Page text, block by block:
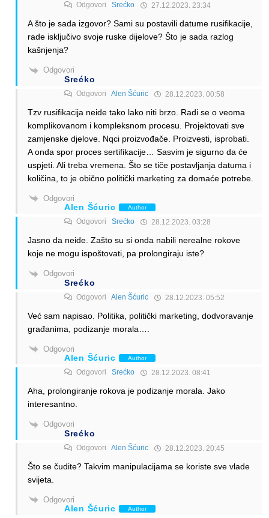
Odgovori Srećko 27.12.2023. 23:34
A što je sada izgovor? Sami su postavili datume rusifikacije,
rade isključivo svoje ruske dijelove? Što je sada razlog
kašnjenja?
Odgovori
Srećko
Odgovori Alen Šćuric 28.12.2023. 00:58
Tzv rusifikacija neide tako lako niti brzo. Radi se o veoma
komplikovanom i kompleksnom procesu. Projektovati sve
zamjenske djelove. Nqci proizvođače. Proizvesti, isprobati.
A onda spor proces sertifikacije… Sasvim je sigurno da će
uspjeti. Ali treba vremena. Što se tiče postavljanja datuma i
količina, to je obično politički marketing za domaće potrebe.
Odgovori
Alen Šćuric Author
Odgovori Srećko 28.12.2023. 03:28
Jasno da neide. Zašto su si onda nabili nerealne rokove
koje ne mogu ispoštovati, pa prolongiraju iste?
Odgovori
Srećko
Odgovori Alen Šćuric 28.12.2023. 05:52
Već sam napisao. Politika, politički marketing, dodvoravanje
građanima, podizanje morala….
Odgovori
Alen Šćuric Author
Odgovori Srećko 28.12.2023. 08:41
Aha, prolongiranje rokova je podizanje morala. Jako
interesantno.
Odgovori
Srećko
Odgovori Alen Šćuric 28.12.2023. 20:45
Što se čudite? Takvim manipulacijama se koriste sve vlade
svijeta.
Odgovori
Alen Šćuric Author